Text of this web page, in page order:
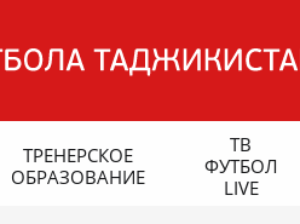
ТРЕНЕРСКОЕ
ОБРАЗОВАНИЕ
ТВ
ФУТБОЛ
LIVE